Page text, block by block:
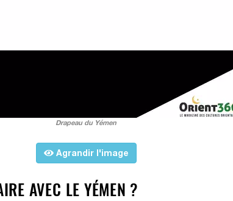
Drapeau du Yémen
Agrandir l'image
AVEC LE YÉMEN ?